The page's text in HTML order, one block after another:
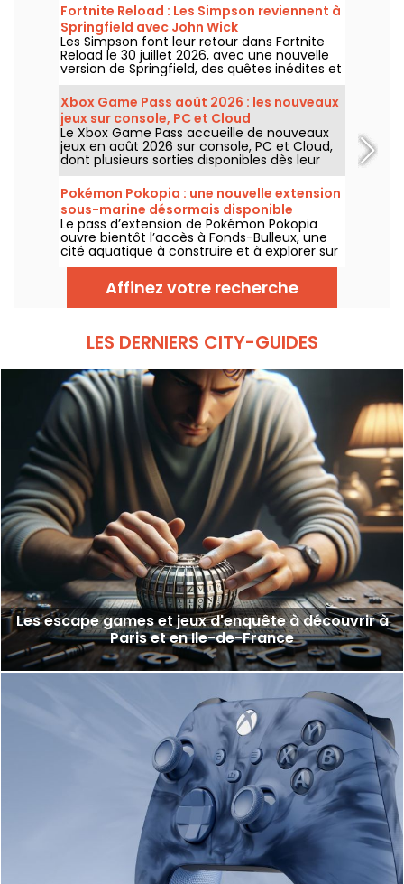
Fortnite Reload : Les Simpson reviennent à
Springfield avec John Wick
Les Simpson font leur retour dans Fortnite
Reload le 30 juillet 2026, avec une nouvelle
version de Springfield, des quêtes inédites et
un crossover avec John Wick. La mise à jour
ajoute plusieurs lieux emblématiques, un
style spécial pour le célèbre assassin et de
nouveaux éléments de gameplay.
Xbox Game Pass août 2026 : les nouveaux
jeux sur console, PC et Cloud
Le Xbox Game Pass accueille de nouveaux
jeux en août 2026 sur console, PC et Cloud,
dont plusieurs sorties disponibles dès leur
lancement. Voici les principaux ajouts
annoncés par Microsoft pour les abonnés au
service.
Pokémon Pokopia : une nouvelle extension
sous-marine désormais disponible
Le pass d’extension de Pokémon Pokopia
ouvre bientôt l’accès à Fonds-Bulleux, une
cité aquatique à construire et à explorer sur
Nintendo Switch 2. Cette première vague de
contenu payant sera disponible le 5 août
2026 avec de nouveaux Pokémon,
bâtiments et mécaniques sous-marines.
Affinez votre recherche
LES DERNIERS CITY-GUIDES
Les escape games et jeux d'enquête à découvrir à
Paris et en Ile-de-France